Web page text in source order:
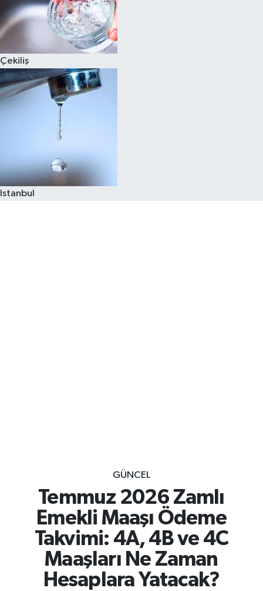
Çekiliş
Istanbul
GÜNCEL
Temmuz 2026 Zamlı
Emekli Maaşı Ödeme
Takvimi: 4A, 4B ve 4C
Maaşları Ne Zaman
Hesaplara Yatacak?